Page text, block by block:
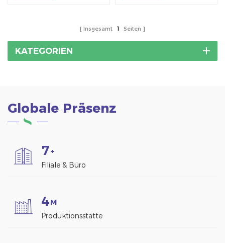
Insgesamt 1 Seiten
KATEGORIEN
Globale Präsenz
7+
Filiale & Büro
4M
Produktionsstätte